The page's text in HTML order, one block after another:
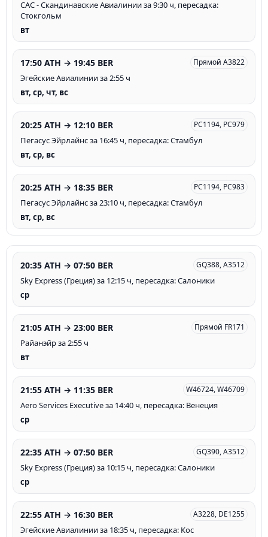
САС - Скандинавские Авиалинии за 9:30 ч, пересадка:
Стокгольм
вт
17:50 ATH → 19:45 BER Прямой A3822
Эгейские Авиалинии за 2:55 ч
вт, ср, чт, вс
20:25 ATH → 12:10 BER PC1194, PC979
Пегасус Эйрлайнс за 16:45 ч, пересадка: Стамбул
вт, ср, вс
20:25 ATH → 18:35 BER PC1194, PC983
Пегасус Эйрлайнс за 23:10 ч, пересадка: Стамбул
вт, ср, вс
20:35 ATH → 07:50 BER GQ388, A3512
Sky Express (Греция) за 12:15 ч, пересадка: Салоники
ср
21:05 ATH → 23:00 BER Прямой FR171
Райанэйр за 2:55 ч
вт
21:55 ATH → 11:35 BER W46724, W46709
Aero Services Executive за 14:40 ч, пересадка: Венеция
ср
22:35 ATH → 07:50 BER GQ390, A3512
Sky Express (Греция) за 10:15 ч, пересадка: Салоники
ср
22:55 ATH → 16:30 BER A3228, DE1255
Эгейские Авиалинии за 18:35 ч, пересадка: Кос